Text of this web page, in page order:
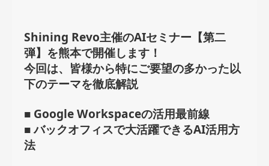
Shining Revo主催のAIセミナー【第二
弾】を熊本で開催します！
今回は、皆様から特にご要望の多かった以
下のテーマを徹底解説
■ Google Workspaceの活用最前線
■ バックオフィスで大活躍できるAI活用方
法